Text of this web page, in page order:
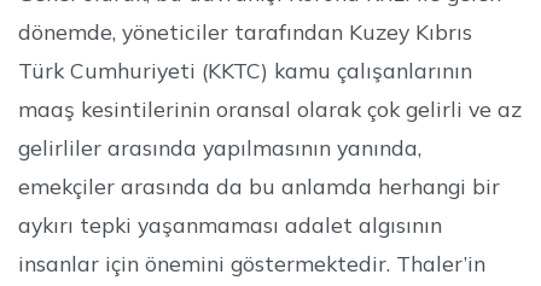
dönemde, yöneticiler tarafından Kuzey Kıbrıs
Türk Cumhuriyeti (KKTC) kamu çalışanlarının
maaş kesintilerinin oransal olarak çok gelirli ve az
gelirliler arasında yapılmasının yanında,
emekçiler arasında da bu anlamda herhangi bir
aykırı tepki yaşanmaması adalet algısının
insanlar için önemini göstermektedir. Thaler’in